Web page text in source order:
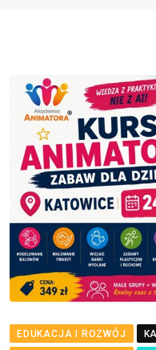
EDUKACJA I ROZWÓJ